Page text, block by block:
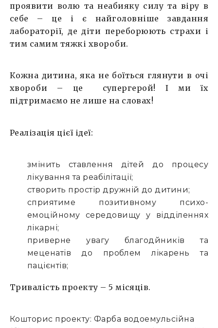
проявити волю та неабияку силу та віру в
себе – це і є найголовніше завдання
лабораторії, де діти переборюють страхи і
тим самим тяжкі хвороби.
Кожна дитина, яка не боїться глянути в очі
хвороби – це супергерой! І ми їх
підтримаємо не лише на словах!
Реалізація цієї ідеї:
змінить ставлення дітей до процесу
лікування та реабілітації;
створить простір дружній до дитини;
сприятиме позитивному психо-
емоційному середовищу у відділеннях
лікарні;
приверне увагу благодйників та
меценатів до проблем лікарень та
пацієнтів;
Тривалість проекту – 5 місяців.
Кошторис проекту: Фарба водоемульсійна